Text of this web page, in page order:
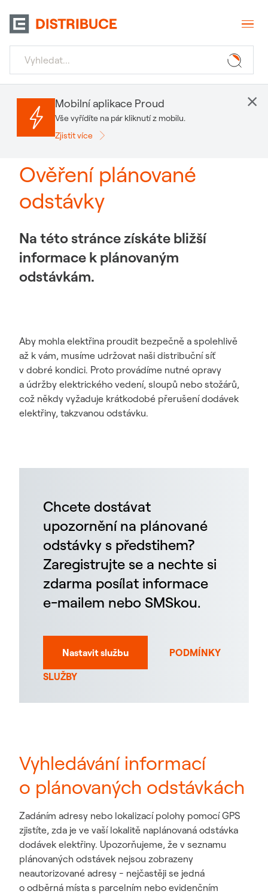
Ověření plánované
odstávky
Na této stránce získáte bližší
informace k plánovaným
odstávkám.
Aby mohla elektřina proudit bezpečně a spolehlivě
až k vám, musíme udržovat naši distribuční síť
v dobré kondici. Proto provádíme nutné opravy
a údržby elektrického vedení, sloupů nebo stožárů,
což někdy vyžaduje krátkodobé přerušení dodávek
elektřiny, takzvanou odstávku.
Mobilní aplikace Proud
Vše vyřídíte na pár kliknutí z mobilu.
Zjistit více
×
Chcete dostávat
upozornění na plánované
odstávky s předstihem?
Zaregistrujte se a nechte si
zdarma posílat informace
e-mailem nebo SMSkou.
Nastavit službu
PODMÍNKY
SLUŽBY
Vyhledávání informací
o plánovaných odstávkách
Zadáním adresy nebo lokalizací polohy pomocí GPS
zjistíte, zda je ve vaší lokalitě naplánovaná odstávka
dodávek elektřiny. Upozorňujeme, že v seznamu
plánovaných odstávek nejsou zobrazeny
neautorizované adresy - nejčastěji se jedná
o odběrná místa s parcelním nebo evidenčním